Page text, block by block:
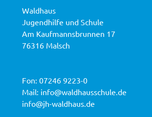
Waldhaus
Jugendhilfe und Schule
Am Kaufmannsbrunnen 17
76316 Malsch
Fon: 07246 9223-0
Mail: info@waldhausschule.de
info@jh-waldhaus.de